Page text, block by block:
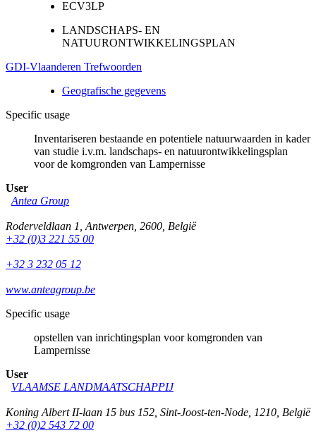
ECV3LP
LANDSCHAPS- EN
NATUURONTWIKKELINGSPLAN
GDI-Vlaanderen Trefwoorden
Geografische gegevens
Specific usage
Inventariseren bestaande en potentiele natuurwaarden in kader
van studie i.v.m. landschaps- en natuurontwikkelingsplan
voor de komgronden van Lampernisse
User
Antea Group
Roderveldlaan 1 Antwerpen 2600 België
+32 (0)3 221 55 00
+32 3 232 05 12
www.anteagroup.be
Specific usage
opstellen van inrichtingsplan voor komgronden van
Lampernisse
User
VLAAMSE LANDMAATSCHAPPIJ
Koning Albert II-laan 15 bus 152 Sint-Joost-ten-Node 1210 België
+32 (0)2 543 72 00